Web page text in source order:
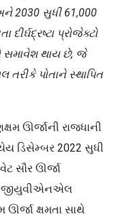
2030 સુધી 61,000
પ્રોજેક્ટો
સમાવેશ થાય છે, જે
તરીકે પોતાને સ્થાપિત
ઊર્જાની રાજધાની
ડિસેમ્બર 2022 સુધી
સૌર ઊર્જા
જીયુવીએનએલ
ઊર્જા ક્ષમતા સાથે